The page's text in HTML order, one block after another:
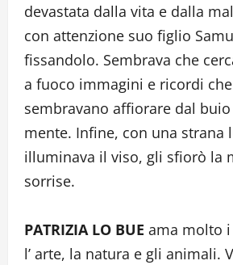
devastata dalla vita e dalla
con attenzione suo figlio
fissandolo. Sembrava che
a fuoco immagini e ricordi
sembravano affiorare dal
mente. Infine, con una strana
illuminava il viso, gli sfiorò la
sorrise.
PATRIZIA LO BUE ama molto
l’ arte, la natura e gli animali.